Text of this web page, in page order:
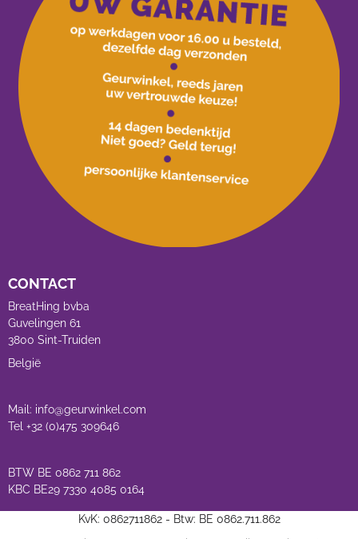
CONTACT
BreatHing bvba
Guvelingen 61
3800 Sint-Truiden
België
Mail: info@geurwinkel.com
Tel +32 (0)475 309646
BTW BE 0862 711 862
KBC BE29 7330 4085 0164
KvK: 0862711862 - Btw: BE 0862.711.862